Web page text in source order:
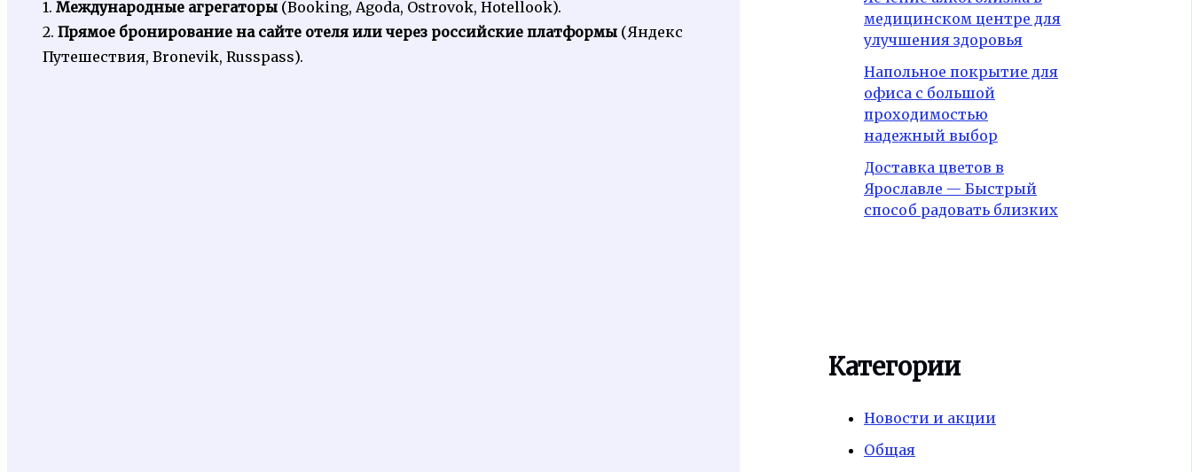
1. Международные агрегаторы (Booking, Agoda, Ostrovok, Hotellook).
2. Прямое бронирование на сайте отеля или через российские платформы (Яндекс
Путешествия, Bronevik, Russpass).
медицинском центре для
улучшения здоровья
Напольное покрытие для
офиса с большой
проходимостью
надежный выбор
Доставка цветов в
Ярославле — Быстрый
способ радовать близких
Категории
Новости и акции
Общая